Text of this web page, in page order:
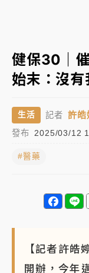
福孩童齊暢玩
強風長浪襲馬
白海豚瘦身！
雨不穩定」
健保30｜
始末：沒
生活 記者 許皓
發布 2025/03/12
#醫藥
【記者許皓
開辦，今年